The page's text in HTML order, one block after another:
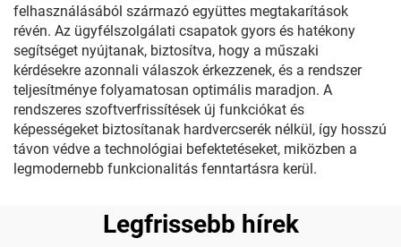
felhasználásából származó együttes megtakarítások
révén. Az ügyfélszolgálati csapatok gyors és hatékony
segítséget nyújtanak, biztosítva, hogy a műszaki
kérdésekre azonnali válaszok érkezzenek, és a rendszer
teljesítménye folyamatosan optimális maradjon. A
rendszeres szoftverfrissítések új funkciókat és
képességeket biztosítanak hardvercserék nélkül, így hosszú
távon védve a technológiai befektetéseket, miközben a
legmodernebb funkcionalitás fenntartásra kerül.
Legfrissebb hírek